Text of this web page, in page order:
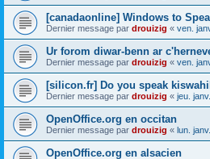
[canadaonline] Windows to
Dernier message par drouizig « ven.
Ur forom diwar-benn ar
Dernier message par drouizig « ven.
[silicon.fr] Do you speak
Dernier message par drouizig « jeu.
OpenOffice.org en occitan
Dernier message par drouizig « lun.
OpenOffice.org en alsacien